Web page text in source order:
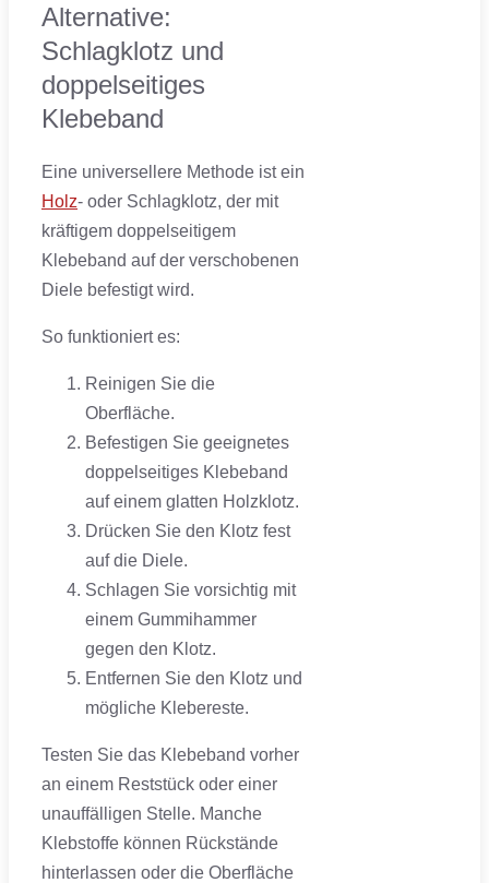
Alternative:
Schlagklotz und
doppelseitiges
Klebeband
Eine universellere Methode ist ein
Holz- oder Schlagklotz, der mit
kräftigem doppelseitigem
Klebeband auf der verschobenen
Diele befestigt wird.
So funktioniert es:
Reinigen Sie die
Oberfläche.
Befestigen Sie geeignetes
doppelseitiges Klebeband
auf einem glatten Holzklotz.
Drücken Sie den Klotz fest
auf die Diele.
Schlagen Sie vorsichtig mit
einem Gummihammer
gegen den Klotz.
Entfernen Sie den Klotz und
mögliche Klebereste.
Testen Sie das Klebeband vorher
an einem Reststück oder einer
unauffälligen Stelle. Manche
Klebstoffe können Rückstände
hinterlassen oder die Oberfläche